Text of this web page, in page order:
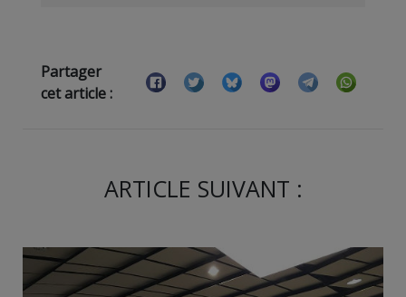
Partager
cet article :
ARTICLE SUIVANT :